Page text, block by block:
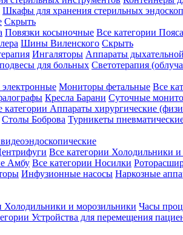
Шкафы для хранения стерильных
Скрыть
Повязки косыночные Все категории Пояса
Шины Виленского Скрыть
Ингаляторы Аппараты
для больных Светотерапия
Мониторы фетальные Все
Кресла Барани Суточные
категории Аппараты хирургические
Столы Боброва Турникеты
Все категории Холодильники
Амбу Все категории Носилки
Инфузионные насосы Наркозные
Холодильники и морозильники Часы
Устройства для перемещения